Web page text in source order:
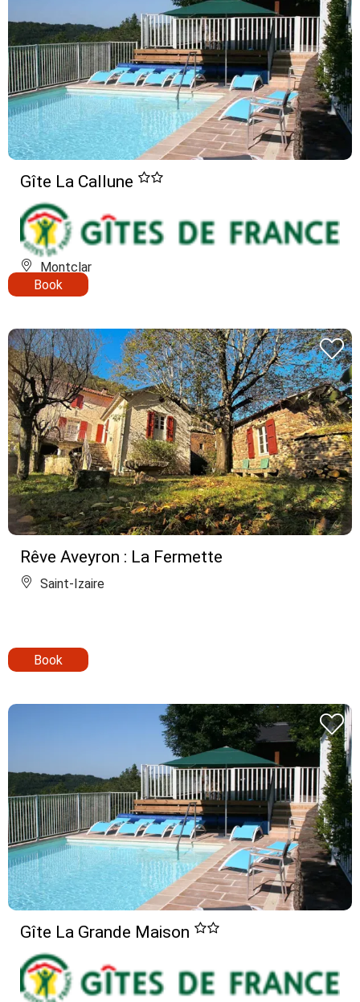
Gîte La Callune
Montclar
Book
Rêve Aveyron : La Fermette
Saint-Izaire
Book
Gîte La Grande Maison